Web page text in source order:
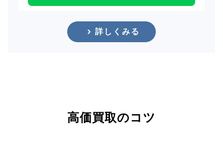
詳しくみる
高価買取のコツ